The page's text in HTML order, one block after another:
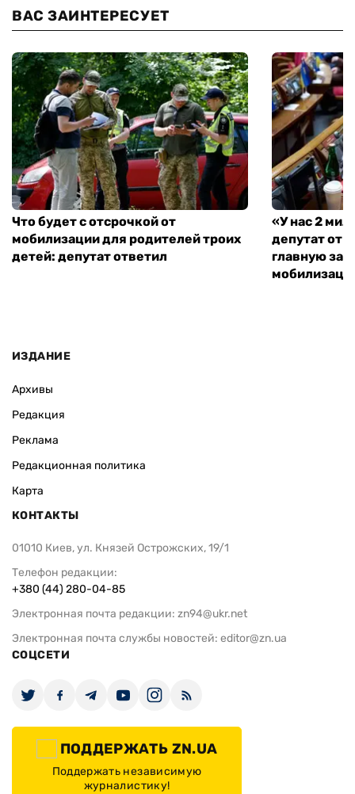
ВАС ЗАИНТЕРЕСУЕТ
Что будет с отсрочкой от
мобилизации для родителей троих
детей: депутат ответил
«У нас 2
депутат от
главную
ИЗДАНИЕ
Архивы
Редакция
Реклама
Редакционная политика
Карта
КОНТАКТЫ
01010 Киев, ул. Князей Острожских, 19/1
Телефон редакции:
+380 (44) 280-04-85
Электронная почта редакции: zn94@ukr.net
Электронная почта службы новостей: editor@zn.ua
СОЦСЕТИ
ПОДДЕРЖАТЬ ZN.UA
Поддержать независимую
журналистику!